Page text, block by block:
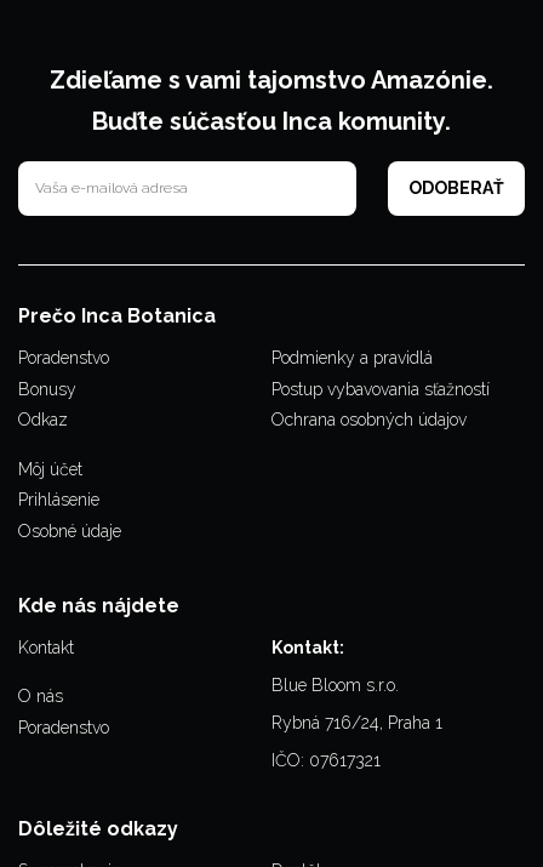
Zdieľame s vami tajomstvo Amazónie.
Buďte súčasťou Inca komunity.
Prečo Inca Botanica
Poradenstvo
Bonusy
Odkaz
Podmienky a pravidlá
Postup vybavovania sťažností
Ochrana osobných údajov
Môj účet
Prihlásenie
Osobné údaje
Kde nás nájdete
Kontakt
O nás
Poradenstvo
Kontakt:
Blue Bloom s.r.o.
Rybná 716/24, Praha 1
IČO: 07617321
Dôležité odkazy